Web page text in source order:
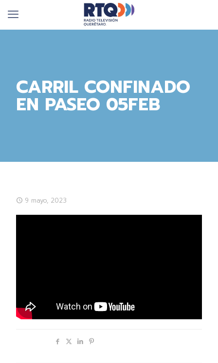
CARRIL CONFINADO
EN PASEO 05FEB
9 mayo, 2023